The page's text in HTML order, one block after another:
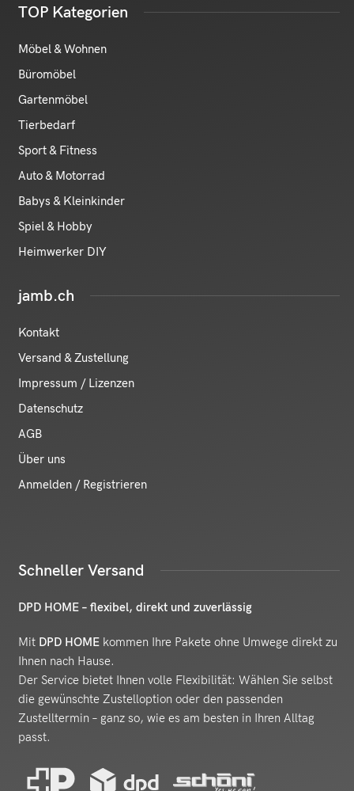
TOP Kategorien
Möbel & Wohnen
Büromöbel
Gartenmöbel
Tierbedarf
Sport & Fitness
Auto & Motorrad
Babys & Kleinkinder
Spiel & Hobby
Heimwerker DIY
jamb.ch
Kontakt
Versand & Zustellung
Impressum / Lizenzen
Datenschutz
AGB
Über uns
Anmelden / Registrieren
Schneller Versand
DPD HOME – flexibel, direkt und zuverlässig
Mit DPD HOME kommen Ihre Pakete ohne Umwege direkt zu
Ihnen nach Hause.
Der Service bietet Ihnen volle Flexibilität: Wählen Sie selbst
die gewünschte Zustelloption oder den passenden
Zustelltermin – ganz so, wie es am besten in Ihren Alltag
passt.